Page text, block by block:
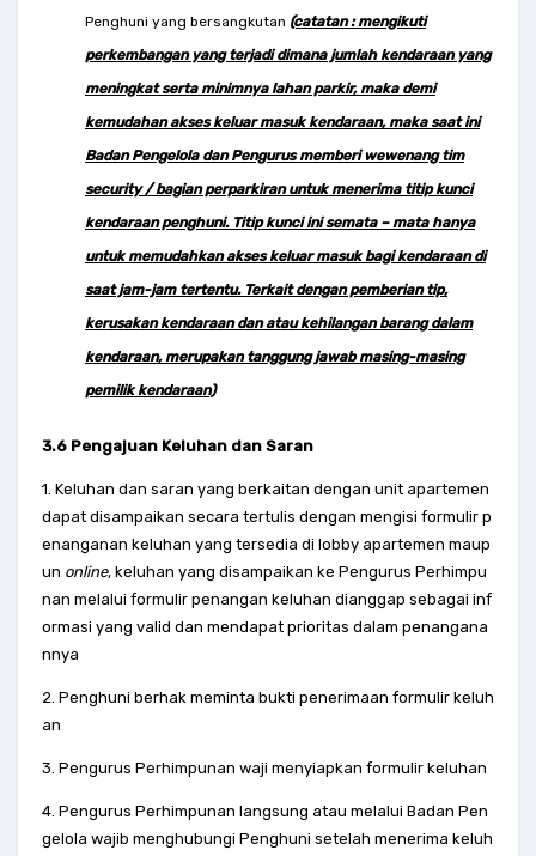
Penghuni yang bersangkutan (catatan : mengikuti
perkembangan yang terjadi dimana jumlah kendaraan yang
meningkat serta minimnya lahan parkir, maka demi
kemudahan akses keluar masuk kendaraan, maka saat ini
Badan Pengelola dan Pengurus memberi wewenang tim
security / bagian perparkiran untuk menerima titip kunci
kendaraan penghuni. Titip kunci ini semata – mata hanya
untuk memudahkan akses keluar masuk bagi kendaraan di
saat jam-jam tertentu. Terkait dengan pemberian tip,
kerusakan kendaraan dan atau kehilangan barang dalam
kendaraan, merupakan tanggung jawab masing-masing
pemilik kendaraan)
3.6 Pengajuan Keluhan dan Saran
1. Keluhan dan saran yang berkaitan dengan unit apartemen
dapat disampaikan secara tertulis dengan mengisi formulir p
enanganan keluhan yang tersedia di lobby apartemen maup
un online, keluhan yang disampaikan ke Pengurus Perhimpu
nan melalui formulir penangan keluhan dianggap sebagai inf
ormasi yang valid dan mendapat prioritas dalam penangana
nnya
2. Penghuni berhak meminta bukti penerimaan formulir keluh
an
3. Pengurus Perhimpunan waji menyiapkan formulir keluhan
4. Pengurus Perhimpunan langsung atau melalui Badan Pen
gelola wajib menghubungi Penghuni setelah menerima keluh